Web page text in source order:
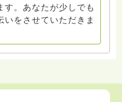
す。あなたが少しでも
いをさせていただきま